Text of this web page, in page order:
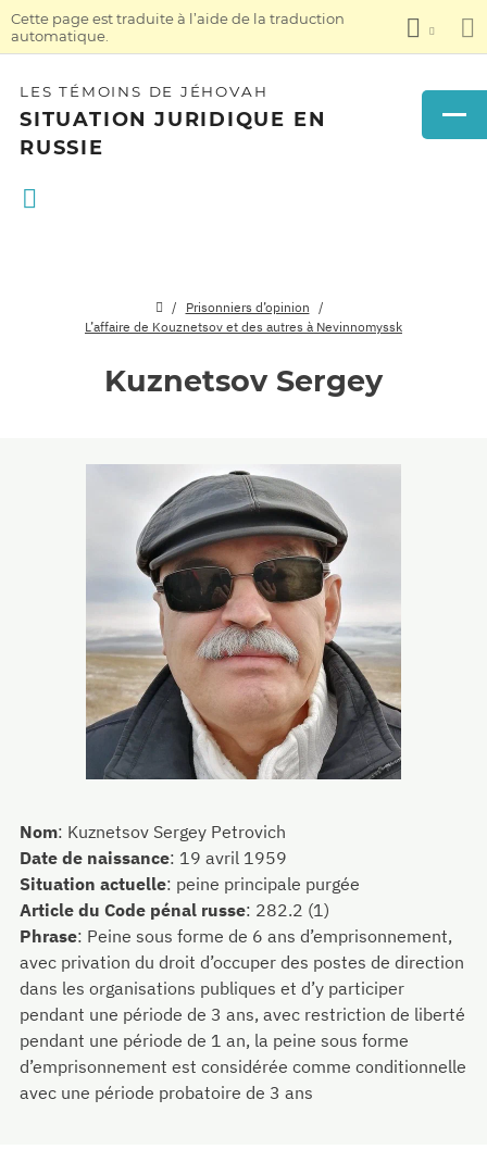
Cette page est traduite à l’aide de la traduction
automatique.
LES TÉMOINS DE JÉHOVAH
SITUATION JURIDIQUE EN
RUSSIE
Prisonniers d’opinion
L’affaire de Kouznetsov et des autres à Nevinnomyssk
Kuznetsov Sergey
Nom: Kuznetsov Sergey Petrovich
Date de naissance: 19 avril 1959
Situation actuelle: peine principale purgée
Article du Code pénal russe: 282.2 (1)
Phrase: Peine sous forme de 6 ans d’emprisonnement,
avec privation du droit d’occuper des postes de direction
dans les organisations publiques et d’y participer
pendant une période de 3 ans, avec restriction de liberté
pendant une période de 1 an, la peine sous forme
d’emprisonnement est considérée comme conditionnelle
avec une période probatoire de 3 ans